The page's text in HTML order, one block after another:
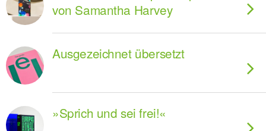
von Samantha Harvey
Ausgezeichnet übersetzt
»Sprich und sei frei!«